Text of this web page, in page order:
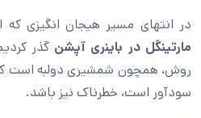
در انتهای مسیر هیجان انگیزی که
مارتینگل در باینری آپشن گذر
روش، همچون شمشیری دولبه است که
سودآور است، خطرناک نیز باشد.